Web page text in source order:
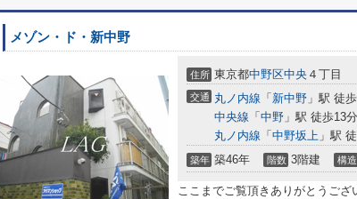
メゾン・ド・新中野
住所 東京都中野区中央 ４丁目
交通 丸ノ内線 「 新中野 」駅 徒
中央線 「 中野 」駅 徒歩13分
丸ノ内線 「 中野坂上 」駅
築年 築46年 階数 3階建 構造
ここまでご覧頂きありがとうご